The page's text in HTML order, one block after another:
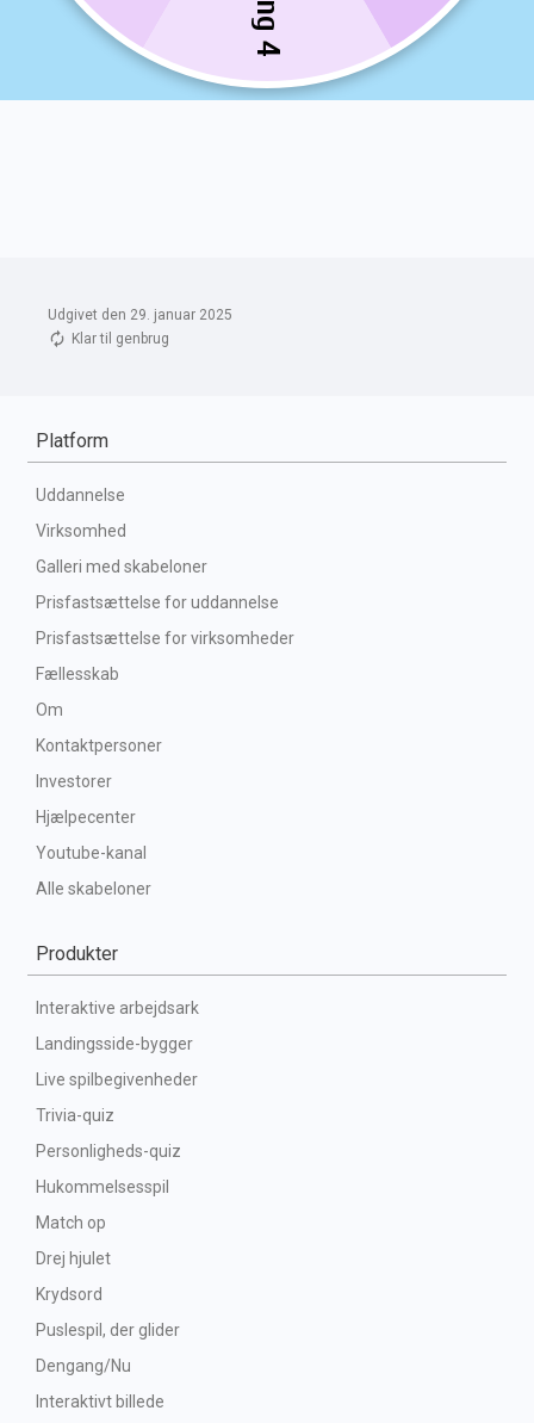
Udgivet den 29. januar 2025
Klar til genbrug
Platform
Uddannelse
Virksomhed
Galleri med skabeloner
Prisfastsættelse for uddannelse
Prisfastsættelse for virksomheder
Fællesskab
Om
Kontaktpersoner
Investorer
Hjælpecenter
Youtube-kanal
Alle skabeloner
Produkter
Interaktive arbejdsark
Landingsside-bygger
Live spilbegivenheder
Trivia-quiz
Personligheds-quiz
Hukommelsesspil
Match op
Drej hjulet
Krydsord
Puslespil, der glider
Dengang/Nu
Interaktivt billede